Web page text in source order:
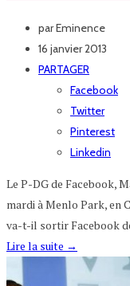
parEminence
16 janvier 2013
PARTAGER
Facebook
Twitter
Pinterest
Linkedin
Le P-DG de Facebook,
mardi à Menlo Park, en
va-t-il sortir Facebook
Lire la suite →